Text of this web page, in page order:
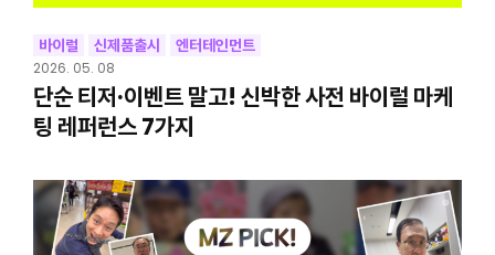
바이럴 신제품출시 엔터테인먼트
2026. 05. 08
단순 티저·이벤트 말고! 신박한 사전 바이럴 마케
팅 레퍼런스 7가지